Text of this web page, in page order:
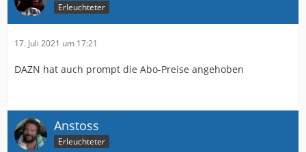
Erleuchteter
17. Juli 2021 um 17:21
DAZN hat auch prompt die Abo-Preise angehoben
Anstoss
Erleuchteter